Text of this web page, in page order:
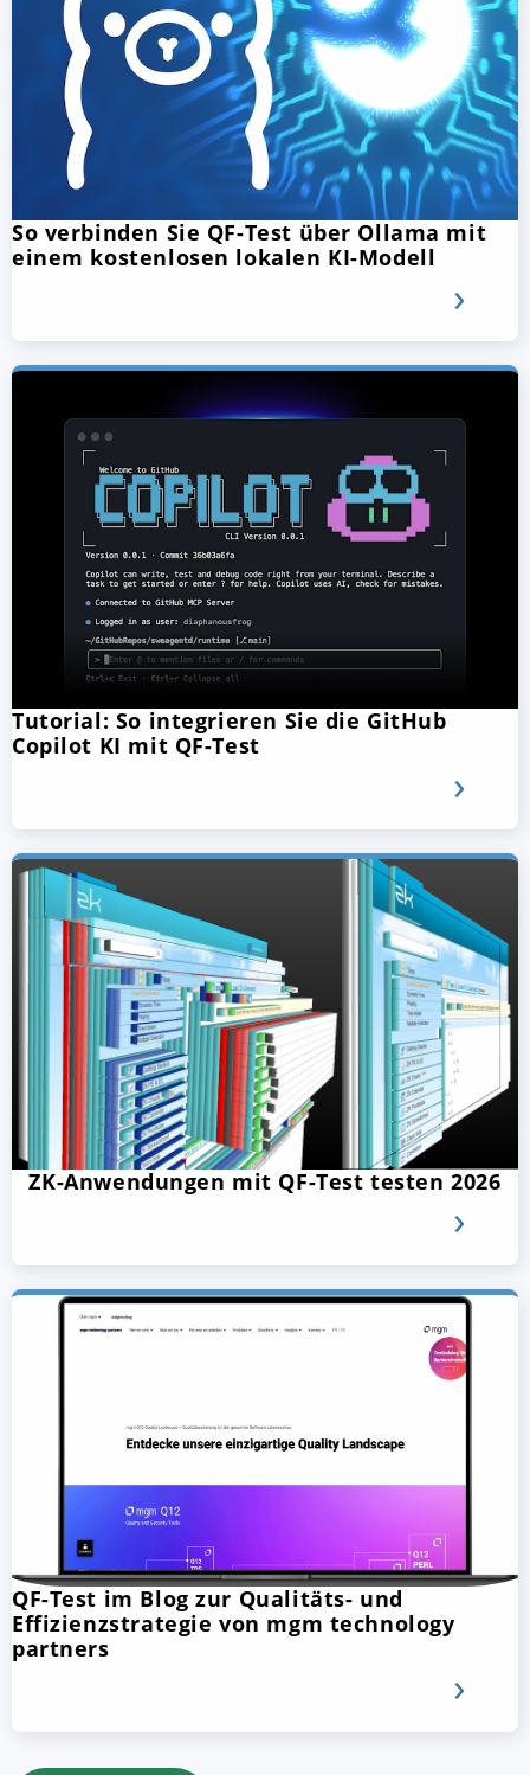
So verbinden Sie QF-Test über Ollama mit
einem kostenlosen lokalen KI-Modell
Tutorial: So integrieren Sie die GitHub
Copilot KI mit QF-Test
ZK-Anwendungen mit QF-Test testen 2026
QF-Test im Blog zur Qualitäts- und
Effizienzstrategie von mgm technology
partners